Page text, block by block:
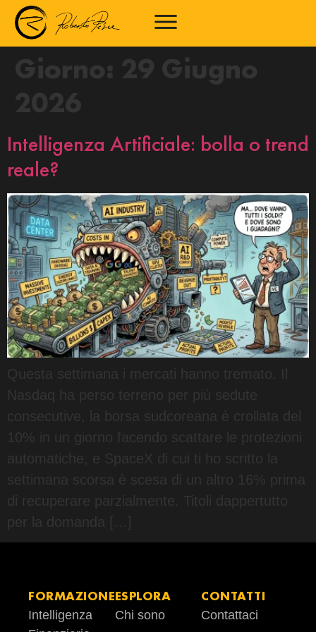
Giorno:
29 Giugno
2026
Intelligenza Artificiale: bolla o trend
reale?
Questa settimana i mercati hanno tremato. Il
Nasdaq ha perso terreno per più sedute
consecutive, la borsa sudcoreana è crollata del
10% in un giorno facendo scattare le protezioni
automatiche, e SpaceX di cui ti ho scritto la
settimana scorsa è scesa di un altro 16% prima
di recuperare parzialmente. Titoli dappertutto
FORMAZIONE
Intelligenza
ESPLORA
Chi sono
CONTATTI
Contattaci